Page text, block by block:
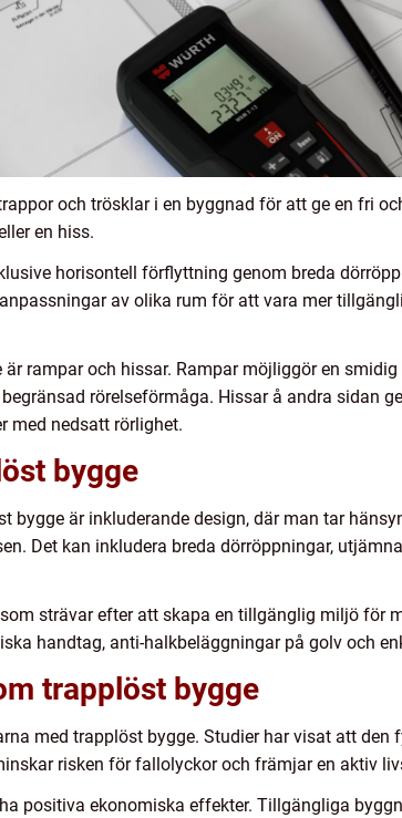
och trösklar i en byggnad för att ge en fri
en hiss.
horisontell förflyttning genom breda
av olika rum för att vara mer
rampar och hissar. Rampar möjliggör en
rörelseförmåga. Hissar å andra sidan
med nedsatt rörlighet.
bygge
bygge är inkluderande design, där man tar
Det kan inkludera breda dörröppningar,
strävar efter att skapa en tillgänglig miljö för
handtag, anti-halkbeläggningar på golv och
trapplöst bygge
med trapplöst bygge. Studier har visat att
risken för fallolyckor och främjar en aktiv
positiva ekonomiska effekter. Tillgängliga